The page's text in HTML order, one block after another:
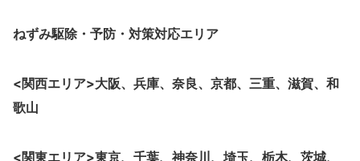
ねずみ駆除・予防・対策対応エリア
<関西エリア>大阪、 兵庫、奈良、京都、三重、滋賀、和
歌山
<関東エリア>東京、千葉、神奈川、埼玉、栃木、茨城、